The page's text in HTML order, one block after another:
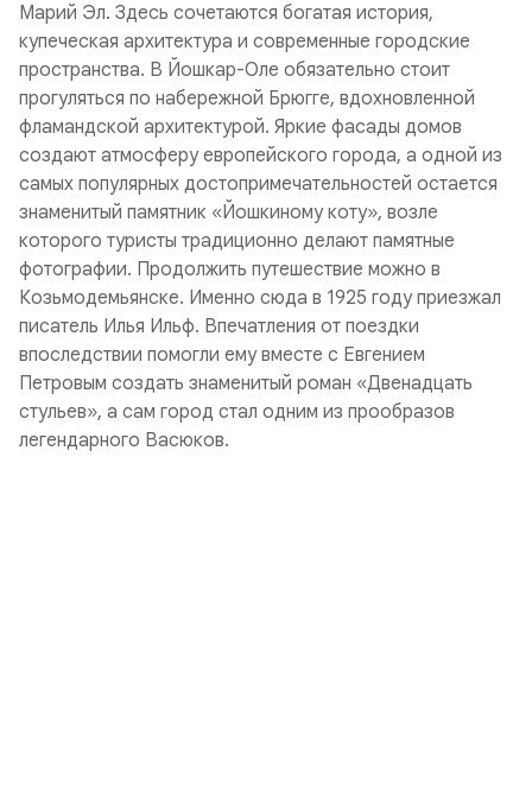
Марий Эл. Здесь сочетаются богатая история,
купеческая архитектура и современные городские
пространства. В Йошкар-Оле обязательно стоит
прогуляться по набережной Брюгге, вдохновленной
фламандской архитектурой. Яркие фасады домов
создают атмосферу европейского города, а одной из
самых популярных достопримечательностей остается
знаменитый памятник «Йошкиному коту», возле
которого туристы традиционно делают памятные
фотографии. Продолжить путешествие можно в
Козьмодемьянске. Именно сюда в 1925 году приезжал
писатель Илья Ильф. Впечатления от поездки
впоследствии помогли ему вместе с Евгением
Петровым создать знаменитый роман «Двенадцать
стульев», а сам город стал одним из прообразов
легендарного Васюков.